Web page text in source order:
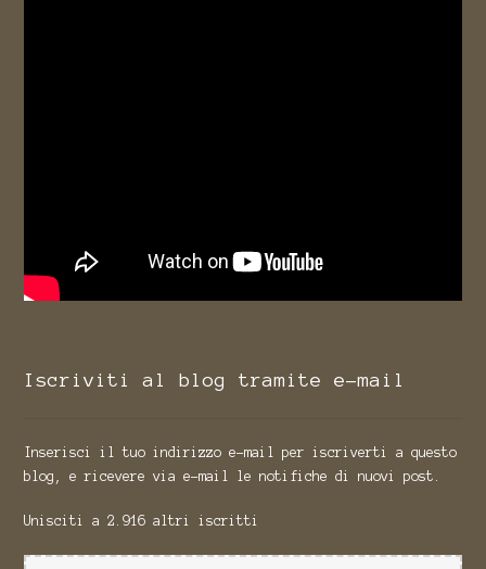
Iscriviti al blog tramite e-mail
Inserisci il tuo indirizzo e-mail per iscriverti a questo
blog, e ricevere via e-mail le notifiche di nuovi post.
Unisciti a 2.916 altri iscritti
Indirizzo